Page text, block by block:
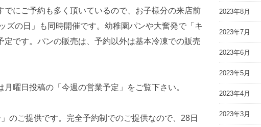
でにご予約も多く頂いているので、お子様分の来店前
ズの日」も同時開催です。幼稚園パンや大奮発で「キ
定です。パンの販売は、予約以外は基本冷凍での販売
曜日投稿の「今週の営業予定」をご覧下さい。
のご提供です。完全予約制でのご提供なので、28日
2023年8月
2023年7月
2023年6月
2023年5月
2023年4月
2023年3月